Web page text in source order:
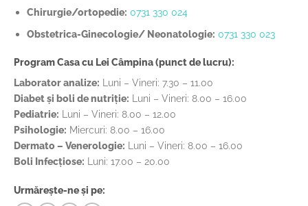
Chirurgie/ortopedie: 0731 330 024
Obstetrica-Ginecologie/ Neonatologie: 0731 330 023
Program Casa cu Lei Câmpina (punct de lucru):
Laborator analize: Luni – Vineri: 7.30 – 11.00
Diabet și boli de nutriție: Luni – Vineri: 8.00 – 16.00
Pediatrie: Luni – Vineri: 8.00 – 12.00
Psihologie: Miercuri: 8.00 – 16.00
Dermato – Venerologie: Luni – Vineri: 8.00 – 16.00
Boli Infecțiose: Luni: 17.00 – 20.00
Urmărește-ne și pe: